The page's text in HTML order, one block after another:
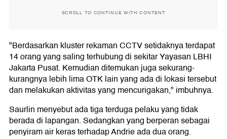
SCROLL TO CONTINUE WITH CONTENT
"Berdasarkan kluster rekaman CCTV setidaknya terdapat
14 orang yang saling terhubung di sekitar Yayasan LBHI
Jakarta Pusat. Kemudian ditemukan juga sekurang-
kurangnya lebih lima OTK lain yang ada di lokasi tersebut
dan melakukan aktivitas yang mencurigakan," imbuhnya.
Saurlin menyebut ada tiga terduga pelaku yang tidak
berada di lapangan. Sedangkan yang berperan sebagai
penyiram air keras terhadap Andrie ada dua orang.